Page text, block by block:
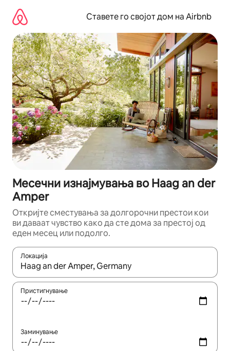
содржина
Ставете го својот дом на Airbnb
Месечни изнајмувања во Haag an der
Amper
Откријте сместувања за долгорочни престои кои
ви даваат чувство како да сте дома за престој од
еден месец или подолго.
Локација
Кога резултатите се достапни, движете се со копчињата
Пристигнување
Заминување